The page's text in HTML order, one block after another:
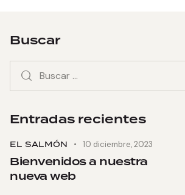
Buscar
Entradas recientes
EL SALMÓN 10 diciembre, 2023
Bienvenidos a nuestra
nueva web